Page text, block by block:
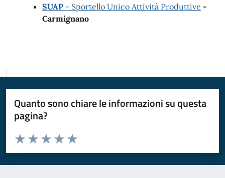
SUAP - Sportello Unico Attività Produttive -
Carmignano
Quanto sono chiare le informazioni su questa
pagina?
Valuta da 1 a 5 stelle la pagina
Valuta 5 stelle su 5
Valuta 4 stelle su 5
Valuta 3 stelle su 5
Valuta 2 stelle su 5
Valuta 1 stelle su 5